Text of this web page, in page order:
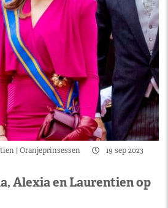
Oranjeprinsessen
19 sep 2023
Alexia en Laurentien op